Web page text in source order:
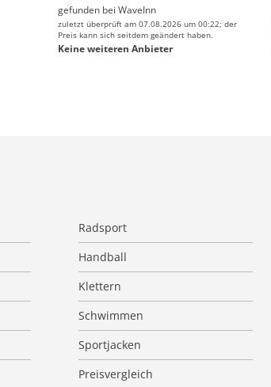
gefunden bei WaveInn
zuletzt überprüft am 07.08.2026 um 00:22; der
Preis kann sich seitdem geändert haben.
Keine weiteren Anbieter
Radsport
Handball
Klettern
Schwimmen
Sportjacken
Preisvergleich